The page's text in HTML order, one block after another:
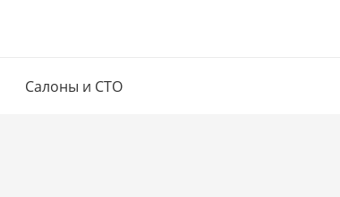
Салоны и СТО